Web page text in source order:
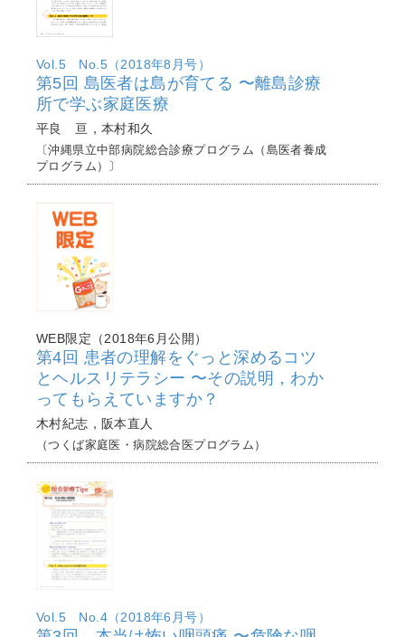
Vol.5 No.5（2018年8月号）
第5回 島医者は島が育てる 〜離島診療
所で学ぶ家庭医療
平良 亘，本村和久
〔沖縄県立中部病院総合診療プログラム（島医者養成
プログラム）〕
WEB限定（2018年6月公開）
第4回 患者の理解をぐっと深めるコツ
とヘルスリテラシー 〜その説明，わか
ってもらえていますか？
木村紀志，阪本直人
（つくば家庭医・病院総合医プログラム）
Vol.5 No.4（2018年6月号）